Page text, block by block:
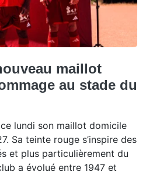
maillot
au stade du
lundi son maillot domicile
Sa teinte rouge s’inspire des
et plus particulièrement du
a évolué entre 1947 et